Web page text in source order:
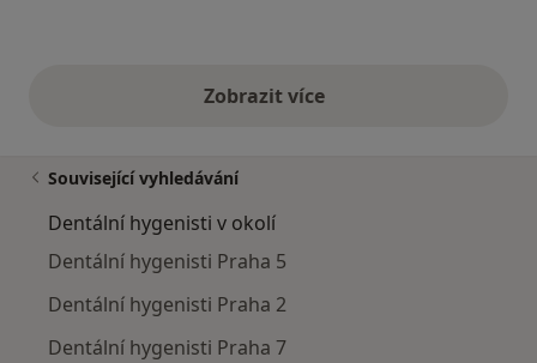
Zobrazit vícevýše uvedené názory
Související vyhledávání
Dentální hygenisti v okolí
Dentální hygenisti Praha 5
Dentální hygenisti Praha 2
Dentální hygenisti Praha 7